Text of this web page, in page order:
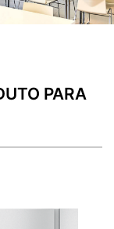
PARA